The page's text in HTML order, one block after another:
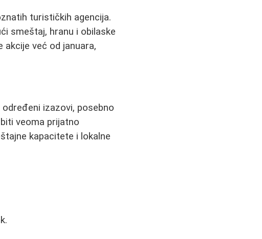
turističkih agencija.
smeštaj, hranu i obilaske
već od januara,
izazovi, posebno
veoma prijatno
kapacitete i lokalne